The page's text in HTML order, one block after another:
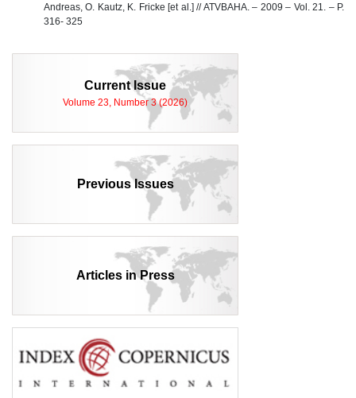
Andreas, O. Kautz, K. Fricke [et al.] // ATVBAHA. – 2009 – Vol. 21. – Р.
316- 325
Current Issue
Volume 23, Number 3 (2026)
Previous Issues
Articles in Press